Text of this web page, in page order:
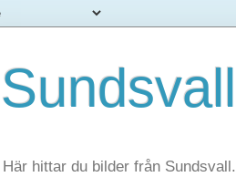
Här hittar du bilder från